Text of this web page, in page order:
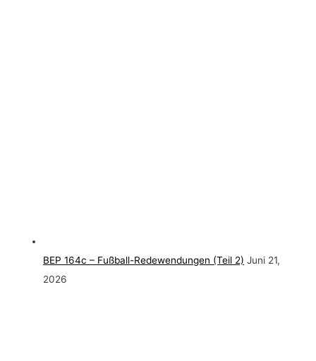
BEP 164c – Fußball-Redewendungen (Teil 2) Juni 21,
2026